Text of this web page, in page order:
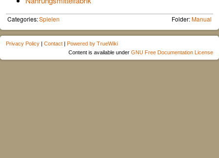
Categories:Spielen Folder:Manual
Privacy Policy | Contact | Powered by TrueWiki
Content is available under GNU Free Documentation License